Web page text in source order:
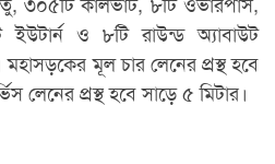
ইউটার্ন ও ৮টি রাউন্ড অ্যাবাউট
মহাসড়কের মূল চার লেনের প্রস্থ হবে
লেনের প্রস্থ হবে সাড়ে ৫ মিটার।